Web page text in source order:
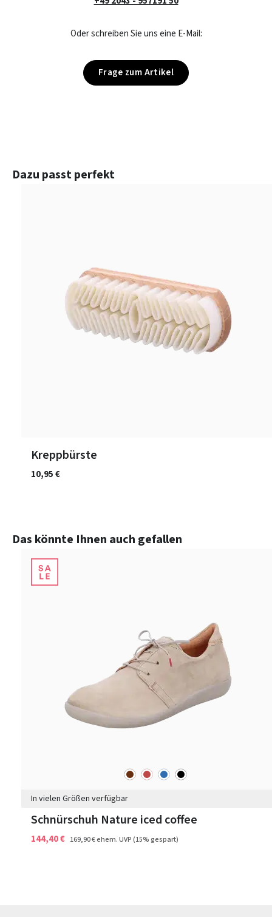
Oder schreiben Sie uns eine E-Mail:
Frage zum Artikel
Produktgalerie überspringen
Dazu passt perfekt
Kreppbürste
10,95 €
Produktgalerie überspringen
Das könnte Ihnen auch gefallen
braunrot blau schwarz
In vielen Größen verfügbar
Schnürschuh Nature iced coffee
144,40 € 169,90 €ehem. UVP(15% gespart)